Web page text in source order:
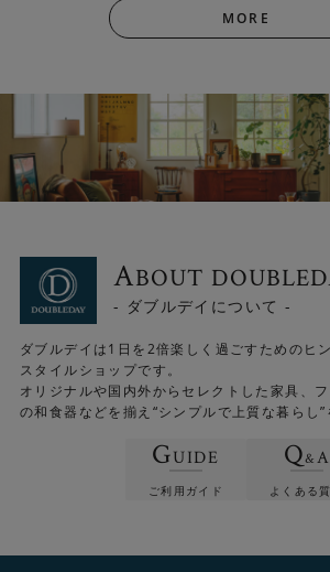
MORE
ABOUT
- ダブルデイについて -
ダブルデイは1日を2倍楽しく過ごすためのヒ
スタイルショップです。
オリジナルや国内外からセレクトした家具、
の和食器などを揃え“シンプルで上質な暮らし”
GUIDE
ご利用ガイド
Q&A
よくある